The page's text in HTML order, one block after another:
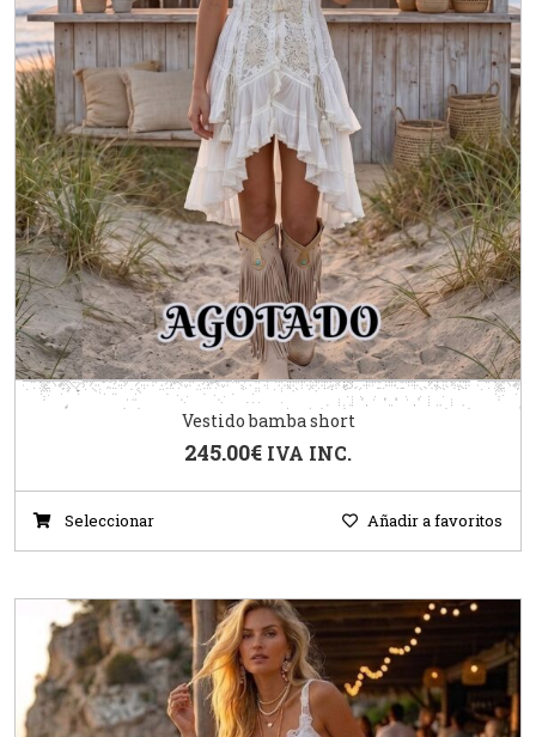
Vestido bamba short
245.00€ IVA INC.
Seleccionar Añadir a favoritos